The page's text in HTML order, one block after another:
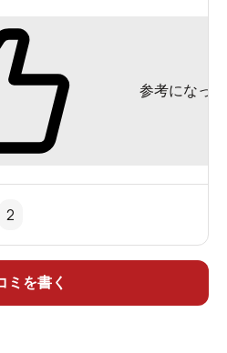
cm位でそんなにでもない
とろしていて、湯の花も
れるほどすごいです。
び型のシャワーだけは、
参考になった
2
ミを書く